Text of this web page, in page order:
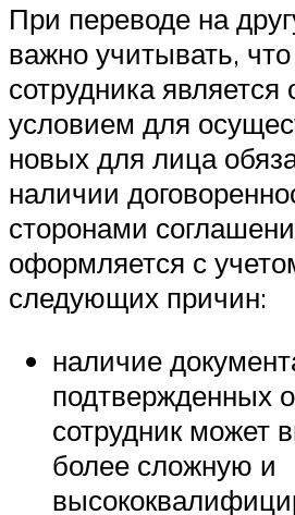
При переводе на
важно учитывать,
сотрудника
условием для
новых для лица
наличии
сторонами
оформляется с
следующих причин:
наличие
подтвержденных
сотрудник может
более сложную и